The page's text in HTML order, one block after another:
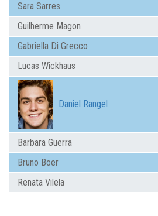
Sara Sarres
Guilherme Magon
Gabriella Di Grecco
Lucas Wickhaus
Daniel Rangel
Barbara Guerra
Bruno Boer
Renata Vilela